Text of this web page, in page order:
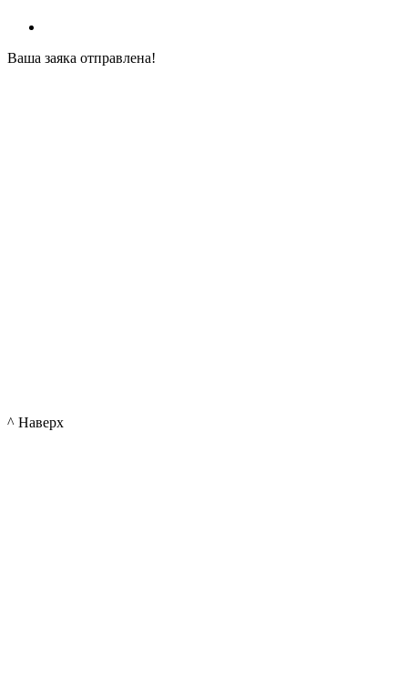
Ваша заяка отправлена!
^ Наверх